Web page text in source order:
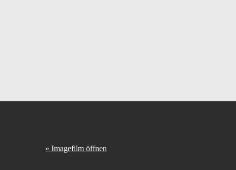
» Imagefilm öffnen